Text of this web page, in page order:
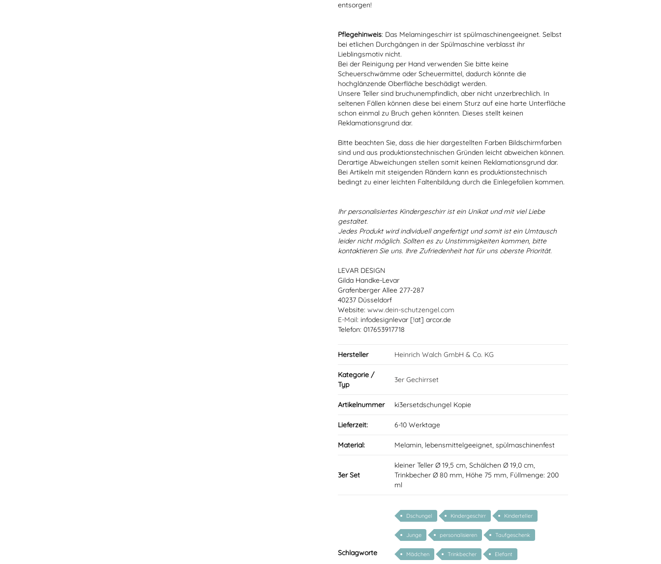
entsorgen!
Pflegehinweis: Das Melamingeschirr ist spülmaschinengeeignet. Selbst
bei etlichen Durchgängen in der Spülmaschine verblasst ihr
Lieblingsmotiv nicht.
Bei der Reinigung per Hand verwenden Sie bitte keine
Scheuerschwämme oder Scheuermittel, dadurch könnte die
hochglänzende Oberfläche beschädigt werden.
Unsere Teller sind bruchunempfindlich, aber nicht unzerbrechlich. In
seltenen Fällen können diese bei einem Sturz auf eine harte Unterfläche
schon einmal zu Bruch gehen könnten. Dieses stellt keinen
Reklamationsgrund dar.
Bitte beachten Sie, dass die hier dargestellten Farben Bildschirmfarben
sind und aus produktionstechnischen Gründen leicht abweichen können.
Derartige Abweichungen stellen somit keinen Reklamationsgrund dar.
Bei Artikeln mit steigenden Rändern kann es produktionstechnisch
bedingt zu einer leichten Faltenbildung durch die Einlegefolien kommen.
Ihr personalisiertes Kindergeschirr ist ein Unikat und mit viel Liebe
gestaltet.
Jedes Produkt wird individuell angefertigt und somit ist ein Umtausch
leider nicht möglich. Sollten es zu Unstimmigkeiten kommen, bitte
kontaktieren Sie uns. Ihre Zufriedenheit hat für uns oberste Priorität.
LEVAR DESIGN
Gilda Handke-Levar
Grafenberger Allee 277-287
40237 Düsseldorf
Website: www.dein-schutzengel.com
E-Mail: infodesignlevar [!at] arcor.de
Telefon: 017653917718
Hersteller Heinrich Walch GmbH & Co. KG
Kategorie /
Typ
3er Gechirrset
Artikelnummer ki3ersetdschungel Kopie
Lieferzeit: 6-10 Werktage
Material: Melamin, lebensmittelgeeignet, spülmaschinenfest
3er Set
kleiner Teller Ø 19,5 cm, Schälchen Ø 19,0 cm,
Trinkbecher Ø 80 mm, Höhe 75 mm, Füllmenge: 200
ml
Schlagworte
Dschungel Kindergeschirr Kinderteller
Junge personalisieren Taufgeschenk
Mädchen Trinkbecher Elefant